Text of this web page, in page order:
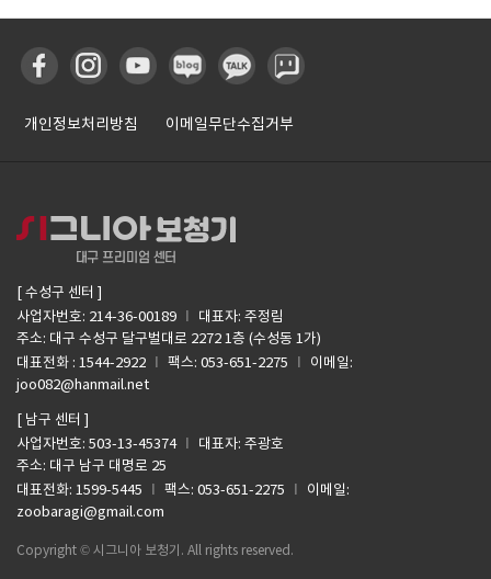
개인정보처리방침 이메일무단수집거부
[ 수성구 센터 ]
사업자번호: 214-36-00189 I 대표자: 주정림
주소: 대구 수성구 달구벌대로 2272 1층 (수성동 1가)
대표전화 : 1544-2922 I 팩스: 053-651-2275 I 이메일:
joo082@hanmail.net
[ 남구 센터 ]
사업자번호: 503-13-45374 I 대표자: 주광호
주소: 대구 남구 대명로 25
대표전화: 1599-5445 I 팩스: 053-651-2275 I 이메일:
zoobaragi@gmail.com
Copyright © 시그니아 보청기. All rights reserved.